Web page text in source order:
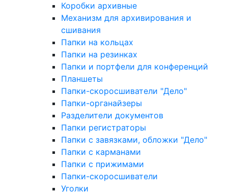
Коробки архивные
Механизм для архивирования и
сшивания
Папки на кольцах
Папки на резинках
Папки и портфели для конференций
Планшеты
Папки-скоросшиватели "Дело"
Папки-органайзеры
Разделители документов
Папки регистраторы
Папки с завязками, обложки "Дело"
Папки с карманами
Папки с прижимами
Папки-скоросшиватели
Уголки